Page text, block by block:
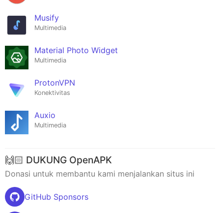
Musify
Multimedia
Material Photo Widget
Multimedia
ProtonVPN
Konektivitas
Auxio
Multimedia
🙌🏻 DUKUNG OpenAPK
Donasi untuk membantu kami menjalankan situs ini
GitHub Sponsors